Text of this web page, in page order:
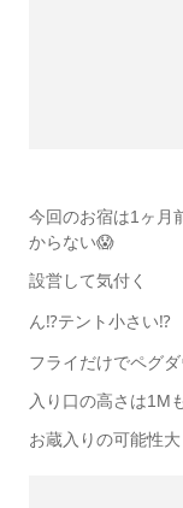
今回のお宿は1ヶ月
からない😱
設営して気付く
ん⁉️テント小さい⁉️
フライだけでペグ
入り口の高さは1M
お蔵入りの可能性大